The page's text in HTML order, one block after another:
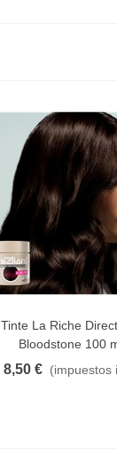
FAVORITO
Tinte La Riche
Bloodstone 100
8,50 € (impuestos